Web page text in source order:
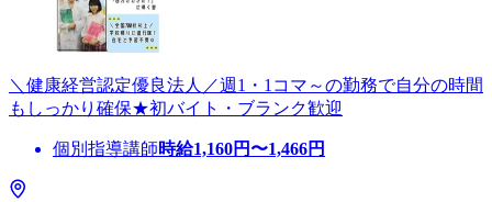
＼健康経営認定優良法人／週1・1コマ～の勤務で自分の時間
もしっかり確保★初バイト・ブランク歓迎
個別指導講師時給1,160円〜1,466円